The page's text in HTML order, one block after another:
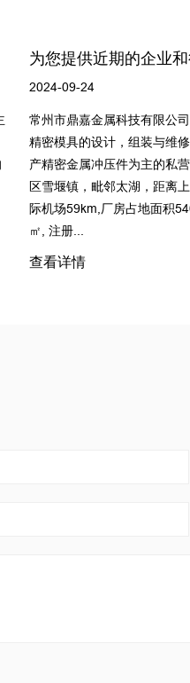
五金
以生
武进
牛国
为您提供近期的企
2024-09-24
常州市鼎嘉金属科技有
精密模具的设计，组装
产精密金属冲压件为主
区雪堰镇，毗邻太湖，
际机场59km,厂房占地
㎡, 注册...
查看详情